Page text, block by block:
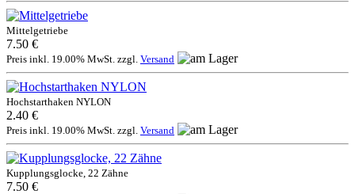
Mittelgetriebe
7.50 €
Preis inkl. 19.00% MwSt. zzgl. Versand
Hochstarthaken NYLON
2.40 €
Preis inkl. 19.00% MwSt. zzgl. Versand
Kupplungsglocke, 22 Zähne
7.50 €